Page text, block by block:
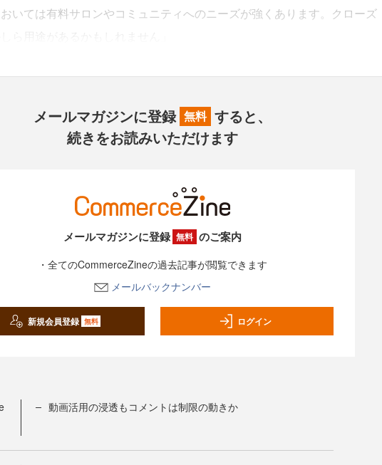
いては有料サロンやコミュニティへのニーズが強くあります。クローズ
メールマガジンに登録 無料 すると、
続きをお読みいただけます
メールマガジンに登録 無料 のご案内
・全てのCommerceZineの過去記事が閲覧できます
メールバックナンバー
新規会員登録 無料 ログイン
動画活用の浸透もコメントは制限の動きか